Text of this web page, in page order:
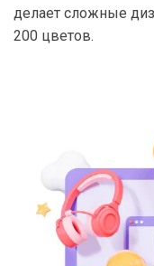
делает сложные
200 цветов.